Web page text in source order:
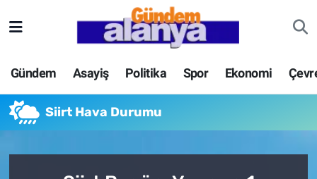
Gündem Asayiş Politika Spor Ekonomi
Siirt Hava Durumu